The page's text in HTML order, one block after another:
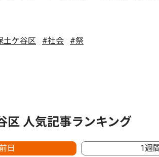
土ケ谷区 #社会 #祭
区 人気記事ランキング
日 1週